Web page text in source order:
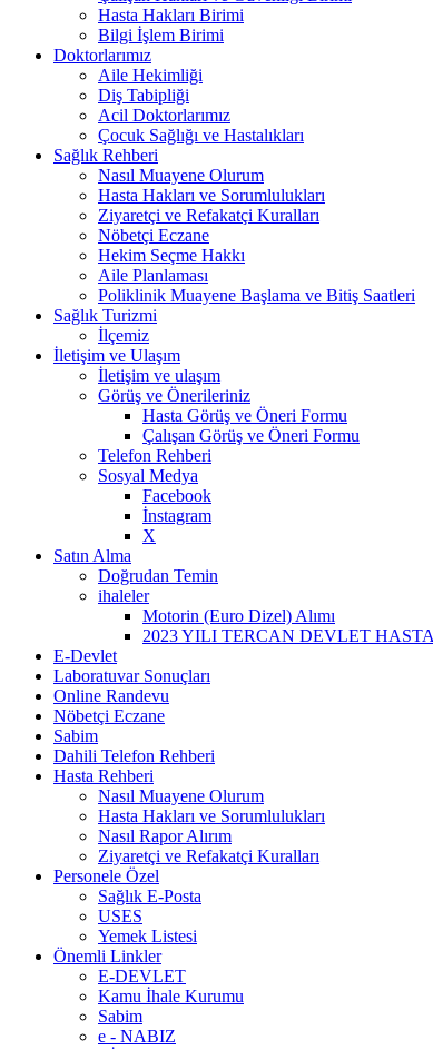
Hasta Hakları Birimi
Bilgi İşlem Birimi
Doktorlarımız
Aile Hekimliği
Diş Tabipliği
Acil Doktorlarımız
Çocuk Sağlığı ve Hastalıkları
Sağlık Rehberi
Nasıl Muayene Olurum
Hasta Hakları ve Sorumlulukları
Ziyaretçi ve Refakatçi Kuralları
Nöbetçi Eczane
Hekim Seçme Hakkı
Aile Planlaması
Poliklinik Muayene Başlama ve Bitiş Saatleri
Sağlık Turizmi
İlçemiz
İletişim ve Ulaşım
İletişim ve ulaşım
Görüş ve Önerileriniz
Hasta Görüş ve Öneri Formu
Çalışan Görüş ve Öneri Formu
Telefon Rehberi
Sosyal Medya
Facebook
İnstagram
X
Satın Alma
Doğrudan Temin
ihaleler
Motorin (Euro Dizel) Alımı
2023 YILI TERCAN DEVLET
E-Devlet
Laboratuvar Sonuçları
Online Randevu
Nöbetçi Eczane
Sabim
Dahili Telefon Rehberi
Hasta Rehberi
Nasıl Muayene Olurum
Hasta Hakları ve Sorumlulukları
Nasıl Rapor Alırım
Ziyaretçi ve Refakatçi Kuralları
Personele Özel
Sağlık E-Posta
USES
Yemek Listesi
Önemli Linkler
E-DEVLET
Kamu İhale Kurumu
Sabim
e - NABIZ